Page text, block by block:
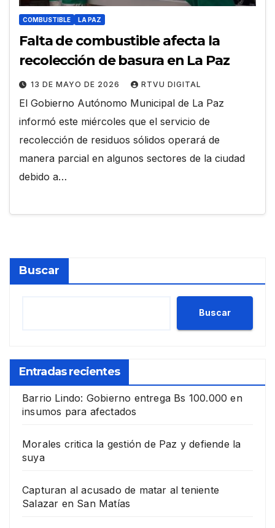
COMBUSTIBLE LA PAZ
Falta de combustible afecta la
recolección de basura en La Paz
13 DE MAYO DE 2026 RTVU DIGITAL
El Gobierno Autónomo Municipal de La Paz
informó este miércoles que el servicio de
recolección de residuos sólidos operará de
manera parcial en algunos sectores de la ciudad
debido a…
Buscar
Buscar
Entradas recientes
Barrio Lindo: Gobierno entrega Bs 100.000 en
insumos para afectados
Morales critica la gestión de Paz y defiende la
suya
Capturan al acusado de matar al teniente
Salazar en San Matías